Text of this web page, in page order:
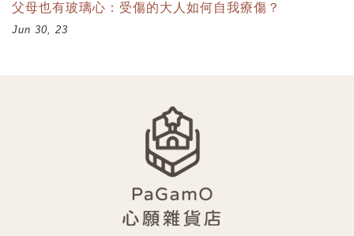
父母也有玻璃心：受傷的大人如何自我療傷？
Jun 30, 23